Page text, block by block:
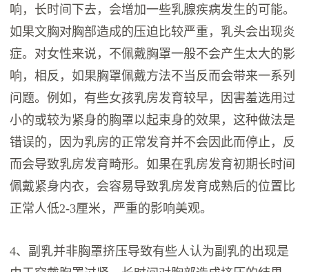
响，长时间下去，会增加一些乳腺疾病发生的可能。
如果文胸对胸部造成的压迫比较严重，乳头会出现炎
症。对女性来说，不佩戴胸罩一般不会产生太大的影
响，相反，如果胸罩佩戴方法不当反而会带来一系列
问题。例如，有些女孩乳房发育较早，因害羞选用过
小的或较为紧身的胸罩以起束身的效果，这种做法是
错误的，因为乳房的正常发育并不会因此而停止，反
而会导致乳房发育畸形。如果在乳房发育初期长时间
佩戴紧身内衣，会容易导致乳房发育成熟后的位置比
正常人低2-3厘米，严重的影响美观。
4、副乳并非胸罩挤压导致有些人认为副乳的出现是